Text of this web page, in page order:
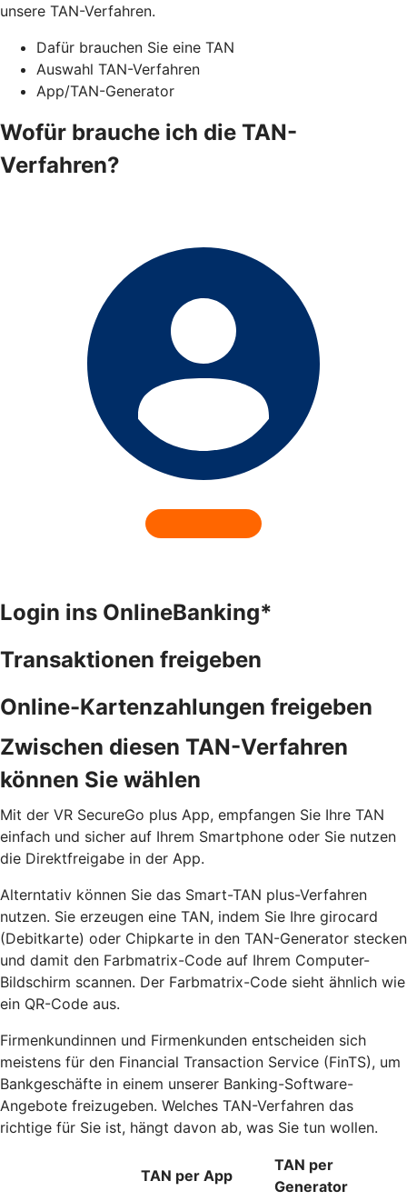
unsere TAN-Verfahren.
Dafür brauchen Sie eine TAN
Auswahl TAN-Verfahren
App/TAN-Generator
Wofür brauche ich die TAN-
Verfahren?
Login ins OnlineBanking*
Transaktionen freigeben
Online-Kartenzahlungen freigeben
Zwischen diesen TAN-Verfahren
können Sie wählen
Mit der VR SecureGo plus App, empfangen Sie Ihre TAN
einfach und sicher auf Ihrem Smartphone oder Sie nutzen
die Direktfreigabe in der App.
Alterntativ können Sie das Smart-TAN plus-Verfahren
nutzen. Sie erzeugen eine TAN, indem Sie Ihre girocard
(Debitkarte) oder Chipkarte in den TAN-Generator stecken
und damit den Farbmatrix-Code auf Ihrem Computer-
Bildschirm scannen. Der Farbmatrix-Code sieht ähnlich wie
ein QR-Code aus.
Firmenkundinnen und Firmenkunden entscheiden sich
meistens für den Financial Transaction Service (FinTS), um
Bankgeschäfte in einem unserer Banking-Software-
Angebote freizugeben. Welches TAN-Verfahren das
richtige für Sie ist, hängt davon ab, was Sie tun wollen.
TAN per App
TAN per
Generator